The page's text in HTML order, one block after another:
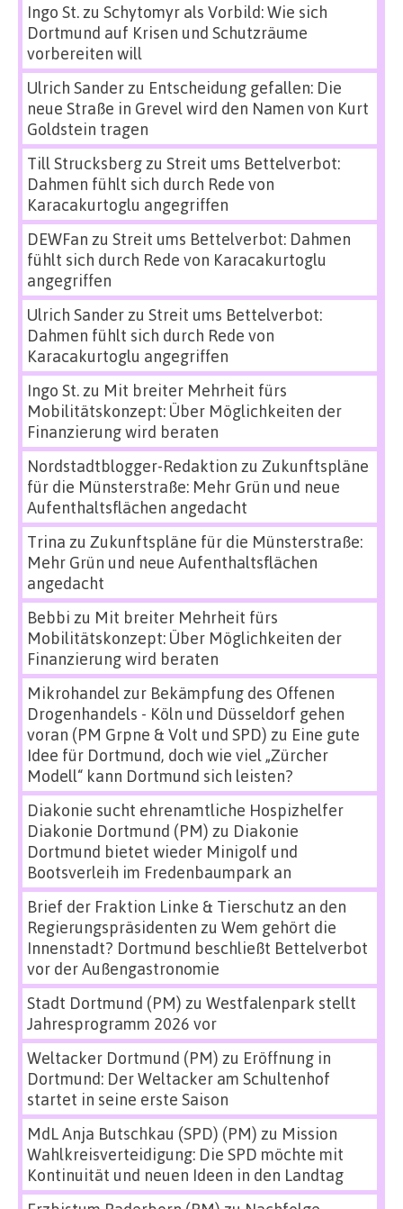
Ingo St.zu Schytomyr als Vorbild: Wie sich
Dortmund auf Krisen und Schutzräume
vorbereiten will
Ulrich Sanderzu Entscheidung gefallen: Die
neue Straße in Grevel wird den Namen von Kurt
Goldstein tragen
Till Strucksbergzu Streit ums Bettelverbot:
Dahmen fühlt sich durch Rede von
Karacakurtoglu angegriffen
DEWFan zu Streit ums Bettelverbot: Dahmen
fühlt sich durch Rede von Karacakurtoglu
angegriffen
Ulrich Sanderzu Streit ums Bettelverbot:
Dahmen fühlt sich durch Rede von
Karacakurtoglu angegriffen
Ingo St.zu Mit breiter Mehrheit fürs
Mobilitätskonzept: Über Möglichkeiten der
Finanzierung wird beraten
Nordstadtblogger-Redaktion zu Zukunftspläne
für die Münsterstraße: Mehr Grün und neue
Aufenthaltsflächen angedacht
Trina zu Zukunftspläne für die Münsterstraße:
Mehr Grün und neue Aufenthaltsflächen
angedacht
Bebbi zu Mit breiter Mehrheit fürs
Mobilitätskonzept: Über Möglichkeiten der
Finanzierung wird beraten
Mikrohandel zur Bekämpfung des Offenen
Drogenhandels - Köln und Düsseldorf gehen
voran (PM Grpne & Volt und SPD) zu Eine gute
Idee für Dortmund, doch wie viel „Zürcher
Modell“ kann Dortmund sich leisten?
Diakonie sucht ehrenamtliche Hospizhelfer
Diakonie Dortmund (PM) zu Diakonie
Dortmund bietet wieder Minigolf und
Bootsverleih im Fredenbaumpark an
Brief der Fraktion Linke & Tierschutz an den
Regierungspräsidenten zu Wem gehört die
Innenstadt? Dortmund beschließt Bettelverbot
vor der Außengastronomie
Stadt Dortmund (PM) zu Westfalenpark stellt
Jahresprogramm 2026 vor
Weltacker Dortmund (PM) zu Eröffnung in
Dortmund: Der Weltacker am Schultenhof
startet in seine erste Saison
MdL Anja Butschkau (SPD) (PM) zu Mission
Wahlkreisverteidigung: Die SPD möchte mit
Kontinuität und neuen Ideen in den Landtag